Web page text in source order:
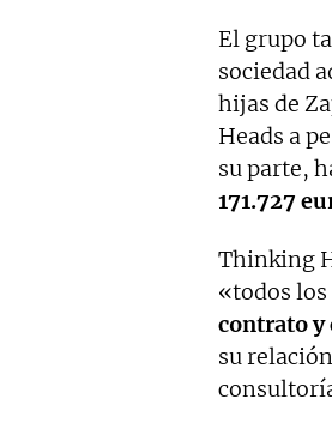
El grupo
sociedad
hijas de
Heads a
su parte,
171.727
Thinking
«todos
contrato y
su